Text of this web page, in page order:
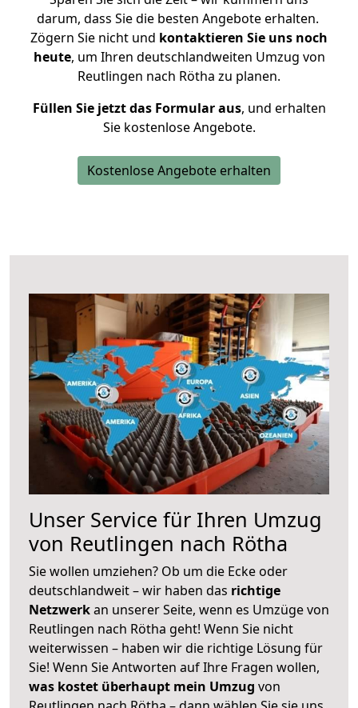
darum, dass Sie die besten Angebote erhalten.
Zögern Sie nicht und kontaktieren Sie uns noch
heute, um Ihren deutschlandweiten Umzug von
Reutlingen nach Rötha zu planen.
Füllen Sie jetzt das Formular aus, und erhalten
Sie kostenlose Angebote.
Kostenlose Angebote erhalten
Unser Service für Ihren Umzug
von Reutlingen nach Rötha
Sie wollen umziehen? Ob um die Ecke oder
deutschlandweit – wir haben das richtige
Netzwerkan unserer Seite, wenn es Umzüge von
Reutlingen nach Rötha geht! Wenn Sie nicht
weiterwissen – haben wir die richtige Lösung für
Sie! Wenn Sie Antworten auf Ihre Fragen wollen,
was kostet überhaupt mein Umzug von